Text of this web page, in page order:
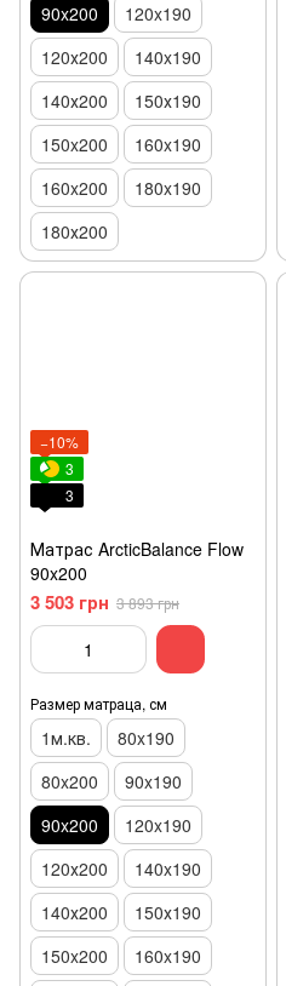
90x200
120x190
120х200
140x190
140х200
150х190
150x200
160x190
160x200
180x190
180х200
−10%
3
3
Матрас ArcticBalance Flow
90x200
3 503 грн 3 893 грн
Размер матраца, см
1м.кв.
80x190
80x200
90x190
90x200
120x190
120х200
140x190
140х200
150х190
150x200
160x190